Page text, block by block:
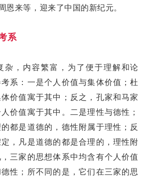
恩来等，迎来了中国的新纪元。
系
杂，内容繁富，为了便于理解和论
系：一是个人价值与集体价值；杜
价值寓于其中；反之，孔家和马家
价值寓于其中。二是理性与德性；
都是道德的，德性附属于理性；反
，凡是道德的都是合理的，理性附
三家的思想体系中均含有个人价值
性；所不同的是，它们在三家的思